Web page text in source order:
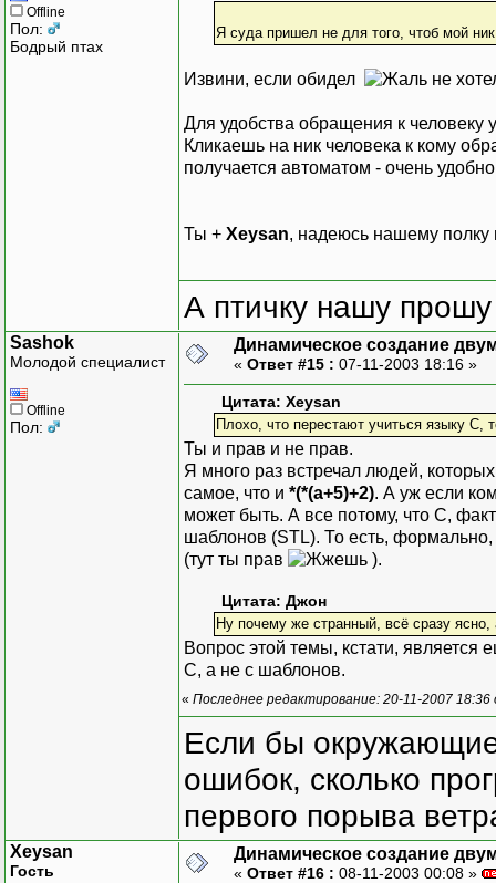
Offline
Пол:
Бодрый птах
Я суда пришел не для того, чтоб мой
Извини, если обидел не
Для удобства обращения к человеку
Кликаешь на ник человека к кому
получается автоматом - очень
Ты + Xeysan, надеюсь нашему
А птичку нашу
Sashok
Молодой специалист
Offline
Пол:
Динамическое создание
« Ответ #15 : 07-11-2003 18:16 »
Цитата: Xeysan
Плохо, что перестают учиться языку С,
Ты и прав и не прав.
Я много раз встречал людей,
самое, что и *(*(a+5)+2). А уж если
может быть. А все потому, что С,
шаблонов (STL). То есть,
(тут ты прав
).
Цитата: Джон
Ну почему же странный, всё сразу
Вопрос этой темы, кстати, является
С, а не с шаблонов.
« Последнее редактирование: 20-11-2007 18:36
Если бы
ошибок, сколько
первого порыва
Xeysan
Гость
Динамическое создание
« Ответ #16 : 08-11-2003 00:08 »